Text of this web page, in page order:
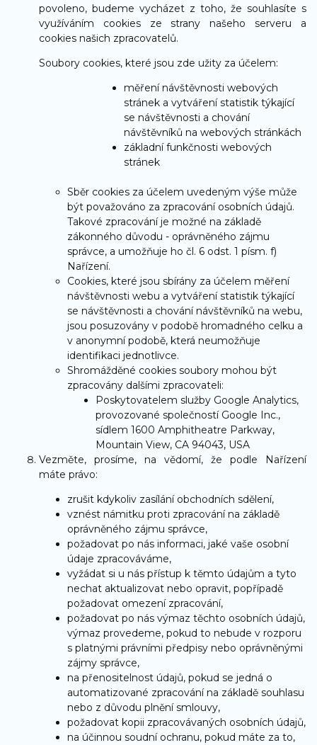
povoleno, budeme vycházet z toho, že souhlasíte s
využíváním cookies ze strany našeho serveru a
cookies našich zpracovatelů.
Soubory cookies, které jsou zde užity za účelem:
měření návštěvnosti webových
stránek a vytváření statistik týkající
se návštěvnosti a chování
návštěvníků na webových stránkách
základní funkčnosti webových
stránek
Sběr cookies za účelem uvedeným výše může
být považováno za zpracování osobních údajů.
Takové zpracování je možné na základě
zákonného důvodu - oprávněného zájmu
správce, a umožňuje ho čl. 6 odst. 1 písm. f)
Nařízení.
Cookies, které jsou sbírány za účelem měření
návštěvnosti webu a vytváření statistik týkající
se návštěvnosti a chování návštěvníků na webu,
jsou posuzovány v podobě hromadného celku a
v anonymní podobě, která neumožňuje
identifikaci jednotlivce.
Shromážděné cookies soubory mohou být
zpracovány dalšími zpracovateli:
Poskytovatelem služby Google Analytics,
provozované společností Google Inc.,
sídlem 1600 Amphitheatre Parkway,
Mountain View, CA 94043, USA
Vezměte, prosíme, na vědomí, že podle Nařízení
máte právo:
zrušit kdykoliv zasílání obchodních sdělení,
vznést námitku proti zpracování na základě
oprávněného zájmu správce,
požadovat po nás informaci, jaké vaše osobní
údaje zpracováváme,
vyžádat si u nás přístup k těmto údajům a tyto
nechat aktualizovat nebo opravit, popřípadě
požadovat omezení zpracování,
požadovat po nás výmaz těchto osobních údajů,
výmaz provedeme, pokud to nebude v rozporu
s platnými právními předpisy nebo oprávněnými
zájmy správce,
na přenositelnost údajů, pokud se jedná o
automatizované zpracování na základě souhlasu
nebo z důvodu plnění smlouvy,
požadovat kopii zpracovávaných osobních údajů,
na účinnou soudní ochranu, pokud máte za to,